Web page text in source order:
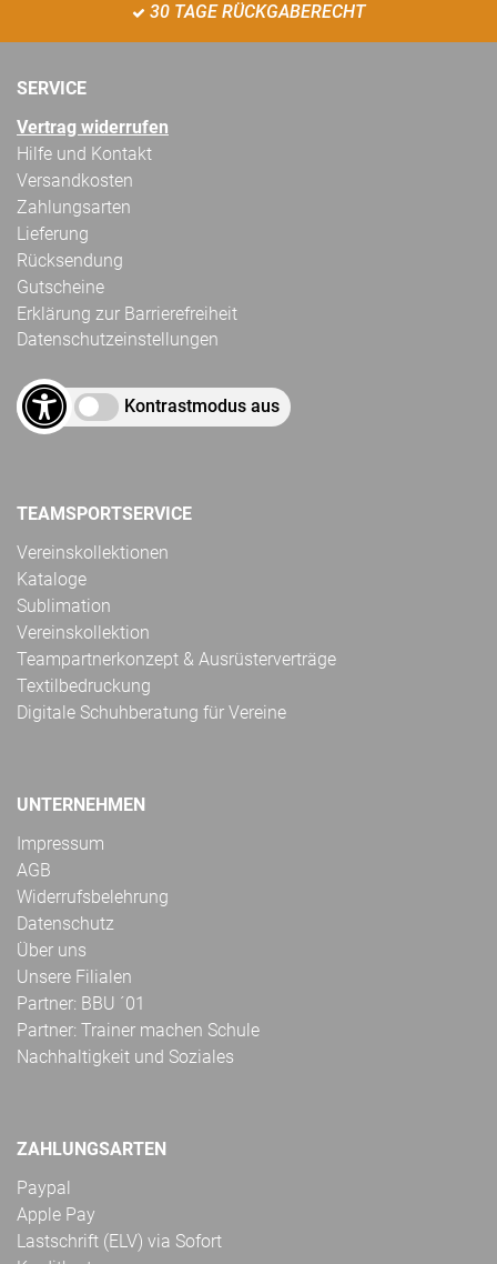
30 TAGE RÜCKGABERECHT
SERVICE
Vertrag widerrufen
Hilfe und Kontakt
Versandkosten
Zahlungsarten
Lieferung
Rücksendung
Gutscheine
Erklärung zur Barrierefreiheit
Datenschutzeinstellungen
Kontrastmodus aus
TEAMSPORTSERVICE
Vereinskollektionen
Kataloge
Sublimation
Vereinskollektion
Teampartnerkonzept & Ausrüsterverträge
Textilbedruckung
Digitale Schuhberatung für Vereine
UNTERNEHMEN
Impressum
AGB
Widerrufsbelehrung
Datenschutz
Über uns
Unsere Filialen
Partner: BBU ´01
Partner: Trainer machen Schule
Nachhaltigkeit und Soziales
ZAHLUNGSARTEN
Paypal
Apple Pay
Lastschrift (ELV) via Sofort